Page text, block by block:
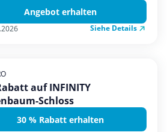
Angebot erhalten
Siehe Details
auf INFINITY
Schloss
30 % Rabatt erhalten